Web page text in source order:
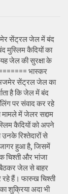
सेंट्रल जेल में बंद
मुस्लिम कैदियों का
यह जेल की सुरक्षा के
भास्कर
अजमेर सेंट्रल जेल का
है कि जेल में बंद
पर संवाद कर रहे
में जेलर सद्दाम
कैदियों को अपने
रिश्तेदारों से
हुआ है, जिसमें
चिश्ती और भांजा
जेल से बाहर
रहे हैं। फारुख चिश्ती
शुक्रिया अदा भी